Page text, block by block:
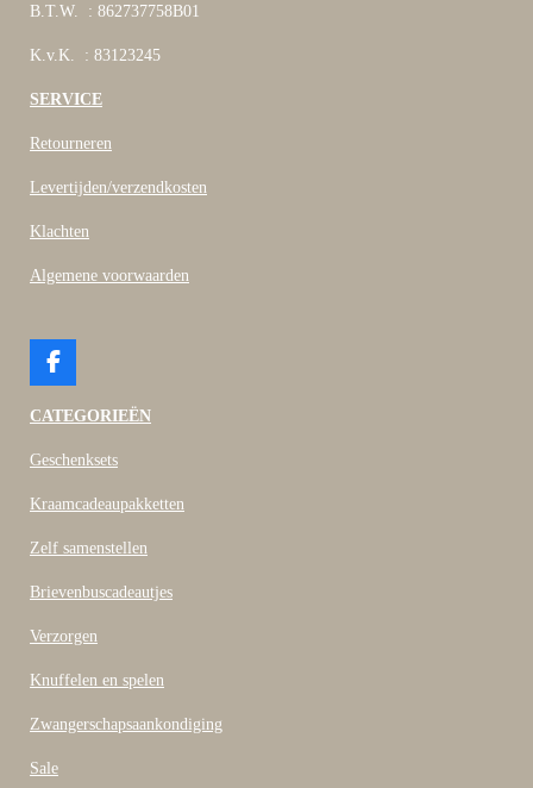
B.T.W. : 862737758B01
K.v.K. : 83123245
SERVICE
Retourneren
Levertijden/verzendkosten
Klachten
Algemene voorwaarden
F
c
b
o
CATEGORIEËN
Geschenksets
Kraamcadeaupakketten
Zelf samenstellen
Brievenbuscadeautjes
Verzorgen
Knuffelen en spelen
Zwangerschapsaankondiging
Sale